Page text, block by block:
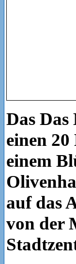
Das
einen
einem
auf das
von der